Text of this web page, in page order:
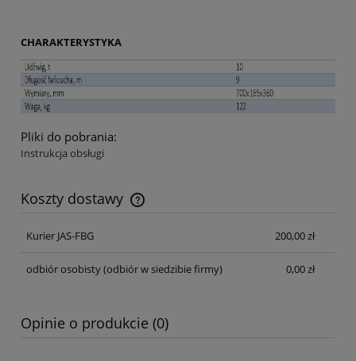
CHARAKTERYSTYKA
Pliki do pobrania:
Instrukcja obsługi
Koszty dostawy
Cena nie zawiera ewentualnych kosztów płatności
Kurier JAS-FBG
200,00 zł
odbiór osobisty(odbiór w siedzibie firmy) 0,00 zł
Opinie o produkcie (0)